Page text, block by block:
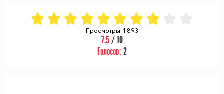
Просмотры: 1 893
7.5/ 10
Голосов: 2